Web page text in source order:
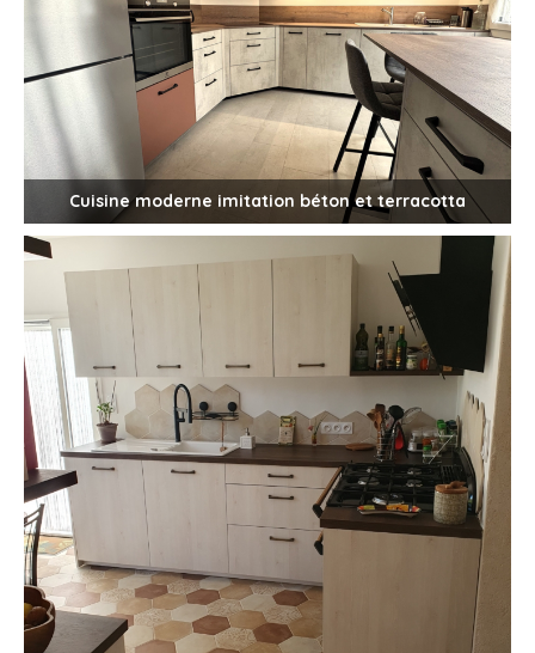
Cuisine moderne imitation béton et terracotta